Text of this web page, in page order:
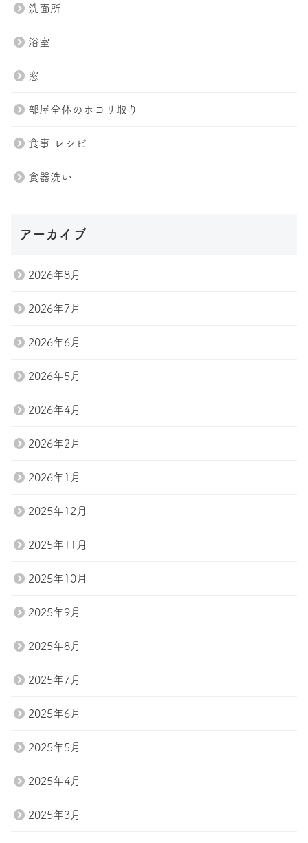
洗面所
浴室
窓
部屋全体のホコリ取り
食事 レシピ
食器洗い
アーカイブ
2026年8月
2026年7月
2026年6月
2026年5月
2026年4月
2026年2月
2026年1月
2025年12月
2025年11月
2025年10月
2025年9月
2025年8月
2025年7月
2025年6月
2025年5月
2025年4月
2025年3月